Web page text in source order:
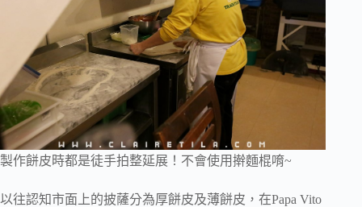
製作餅皮時都是徒手拍整延展！不會使用擀麵棍唷~
以往認知市面上的披薩分為厚餅皮及薄餅皮，在Papa Vito